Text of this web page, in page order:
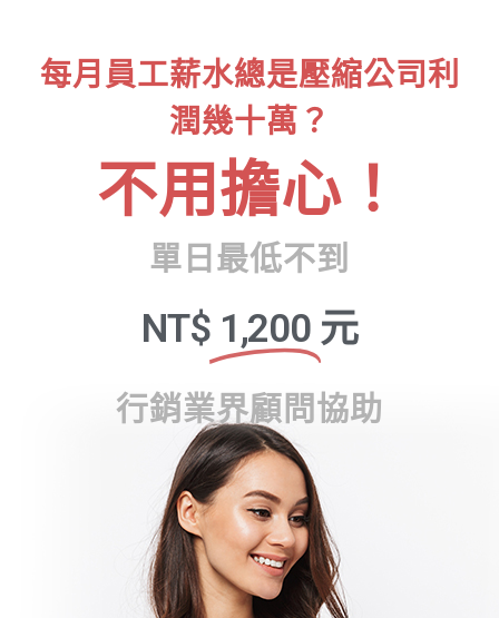
每月員工薪水總是壓縮公司利
潤幾十萬？
不用擔心！
單日最低不到
NT$ 1,200 元
行銷業界顧問協助